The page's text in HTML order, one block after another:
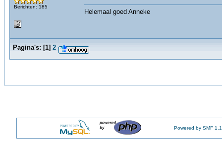
Berichten: 185
Helemaal goed Anneke
Pagina's: [1] 2
Powered by SMF